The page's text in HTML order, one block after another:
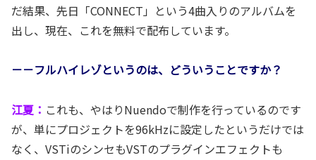
だ結果、先日「CONNECT」という4曲入りのアルバムを
出し、現在、これを無料で配布しています。
－－フルハイレゾというのは、どういうことですか？
江夏： これも、やはりNuendoで制作を行っているのです
が、単にプロジェクトを96kHzに設定したというだけでは
なく、VSTiのシンセもVSTのプラグインエフェクトも